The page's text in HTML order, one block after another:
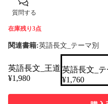
質問する
在庫残り3点
関連書籍:英語長文_テーマ別
英語長文_王道
¥1,980
英語長文_テ
¥1,760